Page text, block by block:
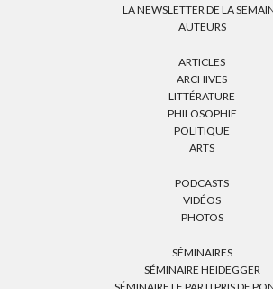
LA NEWSLETTER DE LA
AUTEURS
ARTICLES
ARCHIVES
LITTÉRATURE
PHILOSOPHIE
POLITIQUE
ARTS
PODCASTS
VIDÉOS
PHOTOS
SÉMINAIRES
SÉMINAIRE HEIDEGGER